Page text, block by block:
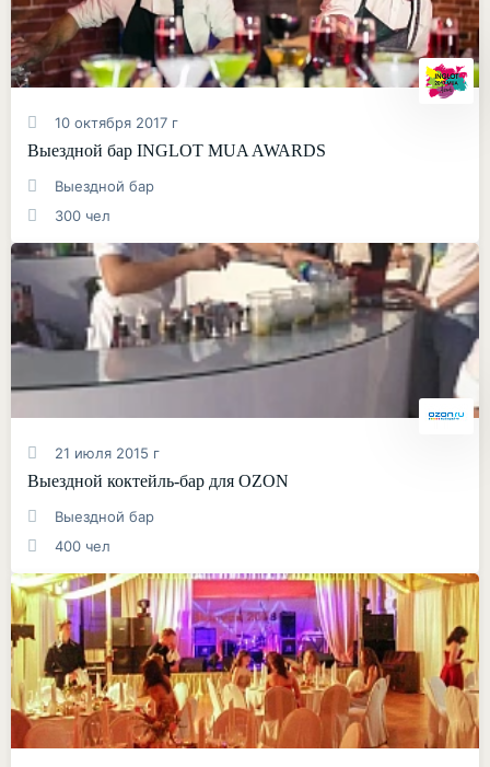
10 октября 2017 г
Выездной бар INGLOT MUA AWARDS
Выездной бар
300 чел
21 июля 2015 г
Выездной коктейль-бар для OZON
Выездной бар
400 чел